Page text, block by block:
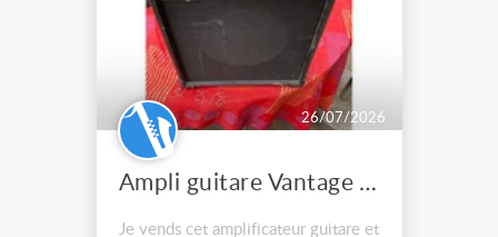
26/07/2026
Ampli guitare Vantage VG30R
Je vends cet amplificateur guitare et